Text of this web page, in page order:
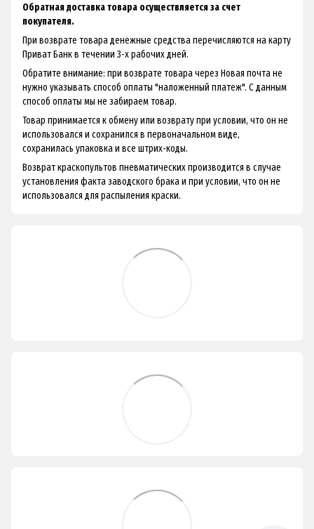
Обратная доставка товара осуществляется за счет
покупателя.
При возврате товара денежные средства перечисляются на карту
Приват Банк в течении 3-х рабочих дней.
Обратите внимание: при возврате товара через Новая почта не
нужно указывать способ оплаты "наложенный платеж". С данным
способ оплаты мы не забираем товар.
Товар принимается к обмену или возврату при условии, что он не
использовался и сохранился в первоначальном виде,
сохранилась упаковка и все штрих-коды.
Возврат краскопультов пневматических производится в случае
установления факта заводского брака и при условии, что он не
использовался для распыления краски.